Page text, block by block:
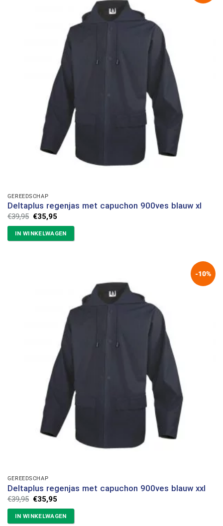
GEREEDSCHAP
Deltaplus regenjas met capuchon 900ves blauw xl
€39,95 Oorspronkelijke
prijs
was:
€39,95.
€35,95Huidige
is:
€35,95.
IN WINKELWAGEN
-10%
GEREEDSCHAP
Deltaplus regenjas met capuchon 900ves blauw xxl
€39,95 Oorspronkelijke
prijs
was:
€39,95.
€35,95Huidige
is:
€35,95.
IN WINKELWAGEN